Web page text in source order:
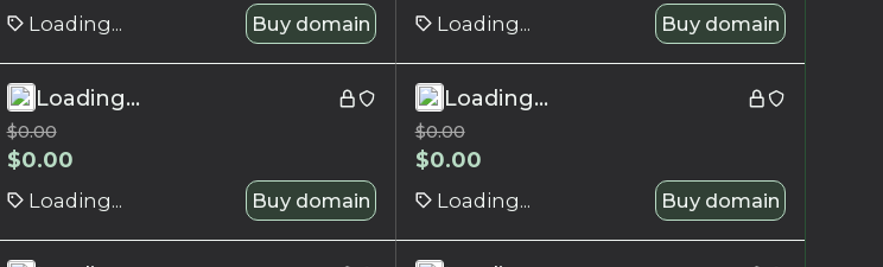
Loading... Buy domain Loading... Buy domain
Loading...
$0.00
$0.00
Loading... Buy domain
Loading...
$0.00
$0.00
Loading... Buy domain